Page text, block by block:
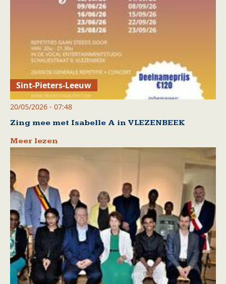
Sint-Pieters-Leeuw
20/05/2026 - 07:48
Zing mee met Isabelle A in VLEZENBEEK
Meer lezen